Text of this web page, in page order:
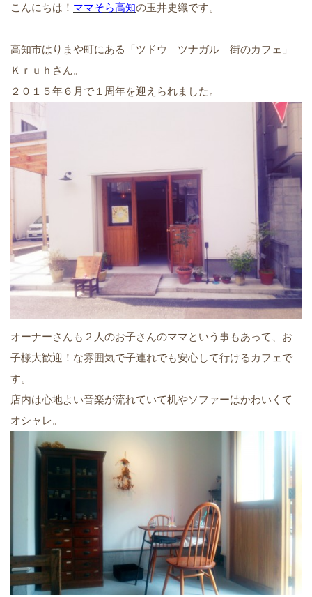
こんにちは！ ママそら高知の玉井史織です。
高知市はりまや町にある「ツドウ ツナガル 街のカフェ」
Ｋｒｕｈさん。
２０１５年６月で１周年を迎えられました。
オーナーさんも２人のお子さんのママという事もあって、お
子様大歓迎！な雰囲気で子連れでも安心して行けるカフェで
す。
店内は心地よい音楽が流れていて机やソファーはかわいくて
オシャレ。